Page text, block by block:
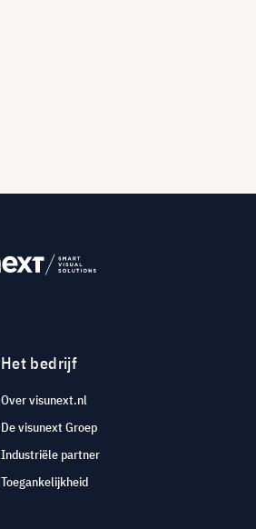
Het bedrijf
Over visunext.nl
De visunext Groep
Industriële partner
Toegankelijkheid